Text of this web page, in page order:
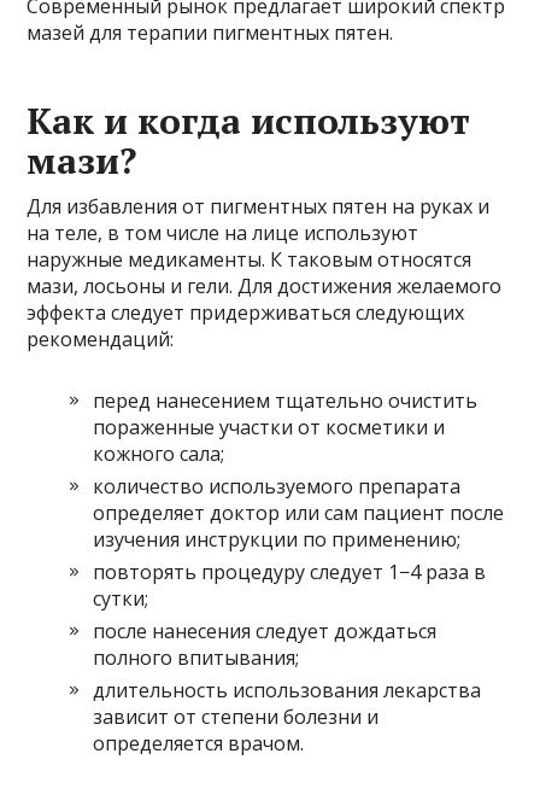
Современный рынок предлагает широкий спектр
мазей для терапии пигментных пятен.
Как и когда используют
мази?
Для избавления от пигментных пятен на руках и
на теле, в том числе на лице используют
наружные медикаменты. К таковым относятся
мази, лосьоны и гели. Для достижения желаемого
эффекта следует придерживаться следующих
рекомендаций:
перед нанесением тщательно очистить
пораженные участки от косметики и
кожного сала;
количество используемого препарата
определяет доктор или сам пациент после
изучения инструкции по применению;
повторять процедуру следует 1−4 раза в
сутки;
после нанесения следует дождаться
полного впитывания;
длительность использования лекарства
зависит от степени болезни и
определяется врачом.